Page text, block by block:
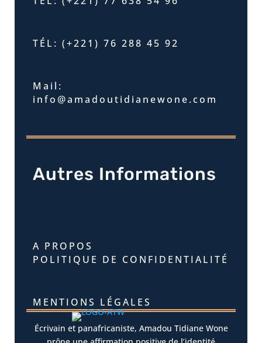
TÉL: (+221) 76 288 45 92
Mail:
info@amadoutidianewone.com
Autres Informations
A PROPOS
POLITIQUE DE CONFIDENTIALITÉ
MENTIONS LÉGALES
Écrivain et panafricaniste, Amadou Tidiane Wone